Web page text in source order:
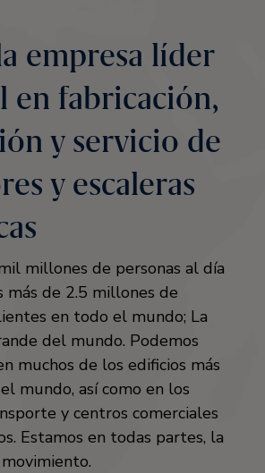
empresa líder
en fabricación,
y servicio de
y escaleras
millones de personas al día
más de 2.5 millones de
en todo el mundo; La
del mundo. Podemos
muchos de los edificios más
mundo, así como en los
y centros comerciales
Estamos en todas partes, la